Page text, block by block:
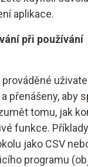
aplikace.
při používání
přenášeny, aby
tomu, jak
funkce.
jako CSV
programu